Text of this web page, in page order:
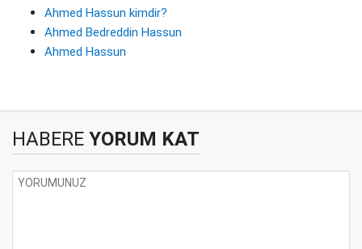
Ahmed Hassun kimdir?
Ahmed Bedreddin Hassun
Ahmed Hassun
HABERE YORUM KAT